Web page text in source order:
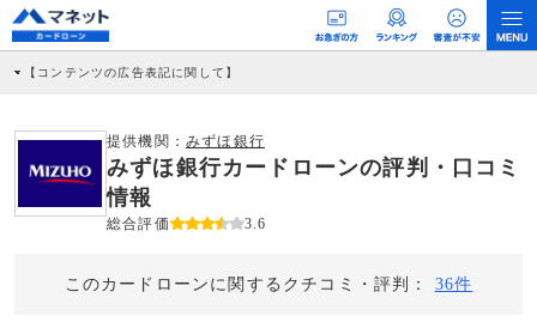
【コンテンツの広告表記に関して】
社に対して企業から紹介報酬が支払われるという収益モデルです。 ただし、特定の
商品を根拠なくPRするものではなく、当編集部の調査／ユーザーへの口コミ収集な
どに基づき、公平性を担保した情報提供を行っています。
>提携企業一覧
提供機関： みずほ銀行
みずほ銀行カードローンの評判・口コミ
情報
総合評価 3.6
このカードローンに関するクチコミ・評判： 36件